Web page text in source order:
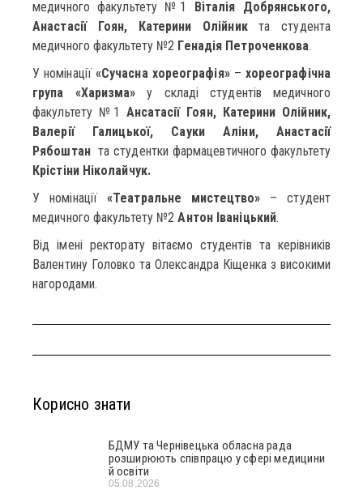
медичного факультету №1 Віталія Добрянського,
Анастасії Гоян, Катерини Олійникта студента
медичного факультету №2 Генадія Петроченкова.
У номінації «Сучасна хореографія»– хореографічна
група «Харизма»у складі студентів медичного
факультету №1 Ансатасії Гоян, Катерини Олійник,
Валерії Галицької, Сауки Аліни, Анастасії
Рябоштанта студентки фармацевтичного факультету
Крістіни Ніколайчук.
У номінації«Театральне мистецтво» – студент
медичного факультету №2Антон Іваніцький.
Від імені ректорату вітаємо студентів та керівників
Валентину Головко та Олександра Кіщенка з високими
нагородами.
Корисно знати
БДМУ та Чернівецька обласна рада
розширюють співпрацю у сфері медицини
й освіти
05.08.2026